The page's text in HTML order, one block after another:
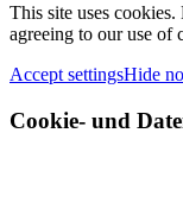
This site uses
agreeing to our use of
Accept settingsHide
Cookie- und